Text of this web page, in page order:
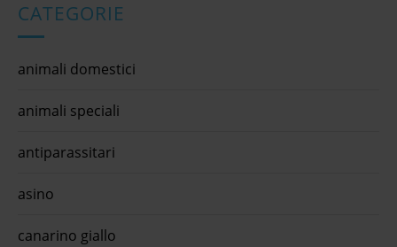
CATEGORIE
animali domestici
animali speciali
antiparassitari
asino
canarino giallo